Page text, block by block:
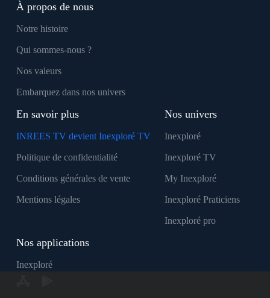
À propos de nous
Notre histoire
Qui sommes-nous ?
Nos valeurs
Embarquez dans nos univers
En savoir plus
INREES TV devient Inexploré TV
Politique de confidentialité
Conditions générales de vente
Mentions légales
Nos univers
Inexploré
Inexploré TV
My Inexploré
Inexploré Praticiens
Inexploré pro
Nos applications
Inexploré